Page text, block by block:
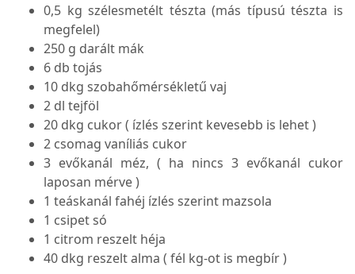
0,5 kg szélesmetélt tészta (más típusú tészta is
megfelel)
250 g darált mák
6 db tojás
10 dkg szobahőmérsékletű vaj
2 dl tejföl
20 dkg cukor ( ízlés szerint kevesebb is lehet )
2 csomag vaníliás cukor
3 evőkanál méz, ( ha nincs 3 evőkanál cukor
laposan mérve )
1 teáskanál fahéj ízlés szerint mazsola
1 csipet só
1 citrom reszelt héja
40 dkg reszelt alma ( fél kg-ot is megbír )